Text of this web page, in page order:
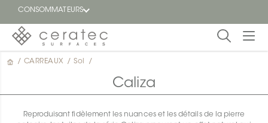
CONSOMMATEURS
En
/ CARREAUX / Sol /
Caliza
Reproduisant fidèlement les nuances et les détails de la pierre